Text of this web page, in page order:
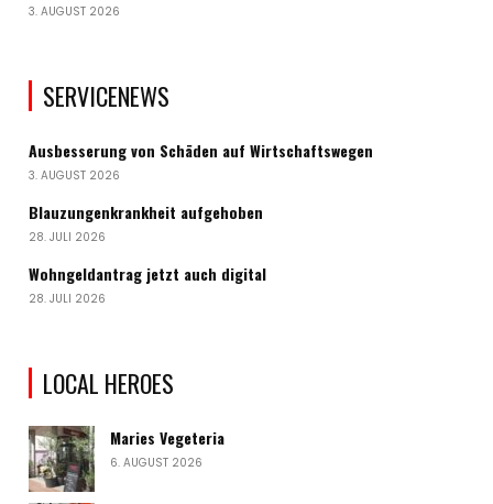
3. AUGUST 2026
SERVICENEWS
Ausbesserung von Schäden auf Wirtschaftswegen
3. AUGUST 2026
Blauzungenkrankheit aufgehoben
28. JULI 2026
Wohngeldantrag jetzt auch digital
28. JULI 2026
LOCAL HEROES
Maries Vegeteria
6. AUGUST 2026